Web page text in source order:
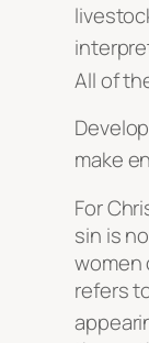
All of
make
For
sin is
women
refers